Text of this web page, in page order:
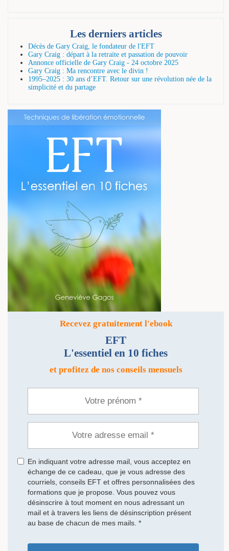
Les derniers articles
Décès de Gary Craig, le fondateur de l'EFT
Gary Craig : départ à la retraite et passation de pouvoir
Annonce officielle de Gary Craig - 24 octobre 2025
Gary Craig : Ma rencontre avec le divin !
1995–2025 : 30 ans d’EFT. Retour sur une révolution née de la
simplicité et du partage
Recevez gratuitement l'ebook
EFT
L'essentiel en 10 fiches
et profitez de nos conseils mensuels
En indiquant votre adresse mail, vous acceptez en
échange de ce cadeau, que je vous adresse des
courriels, conseils EFT et offres personnalisées des
formations que je propose. Vous pouvez vous
désinscrire à tout moment en nous adressant un
mail et à travers les liens de désinscription présent
au base de chacun de mes mails. *